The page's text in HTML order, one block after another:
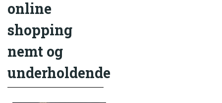
online
shopping
nemt og
underholdende